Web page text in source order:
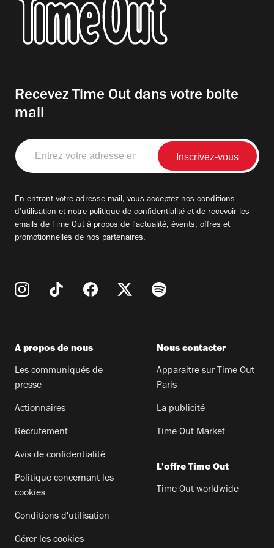
Recevez Time Out dans votre boite
mail
Entrez
votre
adresse
En entrant votre adresse mail, vous acceptez nos conditions
d'utilisation et notre politique de confidentialité et de recevoir les
emails de Time Out à propos de l'actualité, évents, offres et
promotionnelles de nos partenaires.
A propos de nous
Les communiqués de
presse
Actionnaires
Recrutement
Avis de confidentialité
Politique concernant les
cookies
Conditions d'utilisation
Gérer les cookies
Nous contacter
Apparaitre sur Time Out
Paris
La publicité
Time Out Market
L'offre Time Out
Time Out worldwide